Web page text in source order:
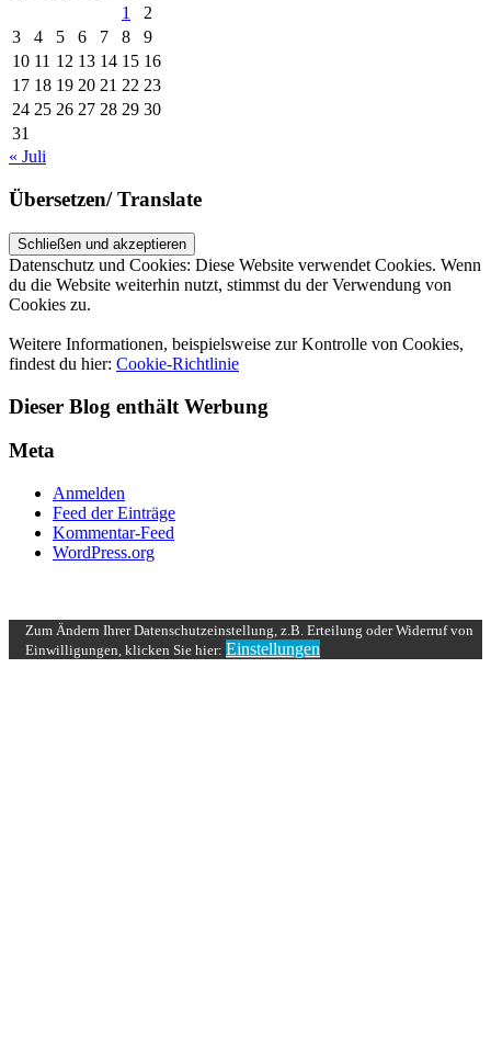
1
2
3
4 5 6 7 8
9
10 11 12 13 14 15 16
17 18 19 20 21 22 23
24 25 26 27 28 29 30
31
« Juli
Übersetzen/ Translate
Datenschutz und Cookies: Diese Website verwendet Cookies. Wenn
du die Website weiterhin nutzt, stimmst du der Verwendung von
Cookies zu.
Weitere Informationen, beispielsweise zur Kontrolle von Cookies,
findest du hier: Cookie-Richtlinie
Dieser Blog enthält Werbung
Meta
Anmelden
Feed der Einträge
Kommentar-Feed
WordPress.org
Zum Ändern Ihrer Datenschutzeinstellung, z.B. Erteilung oder Widerruf von
Einwilligungen, klicken Sie hier: Einstellungen